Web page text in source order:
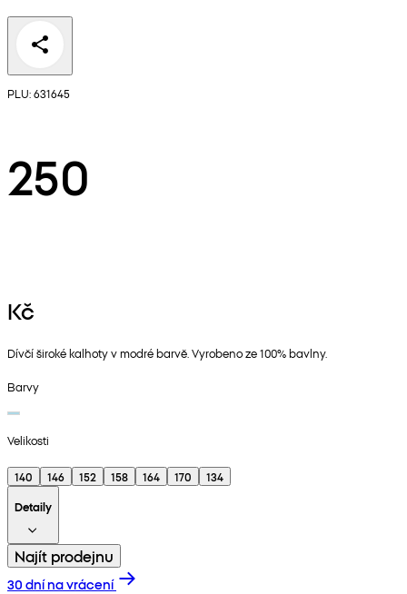
PLU: 631645
250
Kč
Dívčí široké kalhoty v modré barvě. Vyrobeno ze 100% bavlny.
Barvy
Velikosti
140 146 152 158 164 170
134
Detaily
Najít prodejnu
30 dní na vrácení